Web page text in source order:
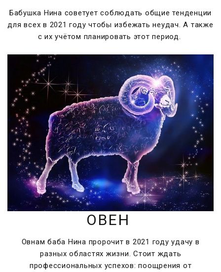
Бабушка Нина советует соблюдать общие тенденции
для всех в 2021 году чтобы избежать неудач. А также
с их учётом планировать этот период.
ОВЕН
Овнам баба Нина пророчит в 2021 году удачу в
разных областях жизни. Стоит ждать
профессиональных успехов: поощрения от